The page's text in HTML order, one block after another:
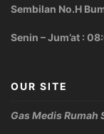
Sembilan No.H
Senin – Jum’at :
OUR SITE
Gas Medis Rumah